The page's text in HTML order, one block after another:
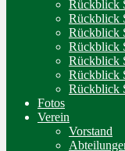
Rückblick
Rückblick
Rückblick
Rückblick
Rückblick
Rückblick
Rückblick
Fotos
Verein
Vorstand